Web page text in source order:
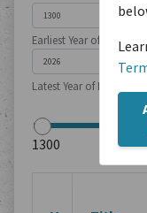
Earliest Year of
Latest Year of Publication